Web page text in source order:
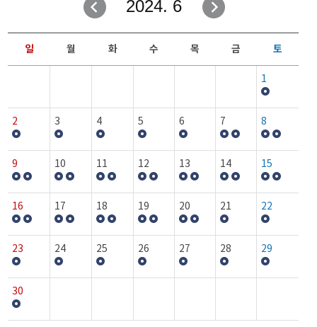
2024. 6
일 월 화 수 목 금 토
1
2 3 4 5 6 7 8
9 10 11 12 13 14 15
16 17 18 19 20 21 22
23 24 25 26 27 28 29
30